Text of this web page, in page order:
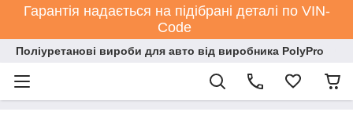
Гарантія надається на підібрані деталі по VIN-
Code
Поліуретанові вироби для авто від виробника PolyPro